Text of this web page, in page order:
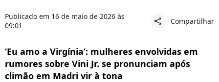
Publicado em 16 de maio de 2026 às
09:01
share Compartilhar
‘Eu amo a Virgínia’: mulheres envolvidas em
rumores sobre Vini Jr. se pronunciam após
climão em Madri vir à tona